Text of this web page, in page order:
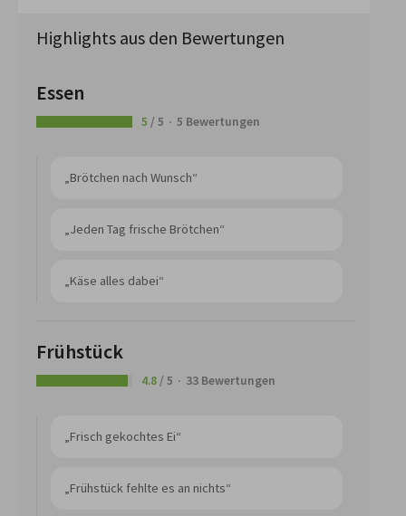
Highlights aus den Bewertungen
Essen
5 / 5 5 Bewertungen
„Brötchen nach Wunsch“
„Jeden Tag frische Brötchen“
„Käse alles dabei“
Frühstück
4.8/ 5 33 Bewertungen
„Frisch gekochtes Ei“
„Frühstück fehlte es an nichts“